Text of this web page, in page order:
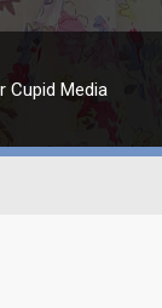
Cupid Media